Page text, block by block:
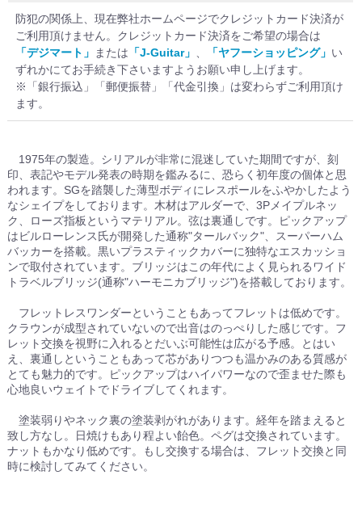
防犯の関係上、現在弊社ホームページでクレジットカード決済が
ご利用頂けません。クレジットカード決済をご希望の場合は
「デジマート」 または 「J-Guitar」 、 「ヤフーショッピング」 い
ずれかにてお手続き下さいますようお願い申し上げます。
※「銀行振込」「郵便振替」「代金引換」は変わらずご利用頂け
ます。
1975年の製造。シリアルが非常に混迷していた期間ですが、刻
印、表記やモデル発表の時期を鑑みるに、恐らく初年度の個体と思
われます。SGを踏襲した薄型ボディにレスポールをふやかしたよう
なシェイプをしております。木材はアルダーで、3Pメイプルネッ
ク、ローズ指板というマテリアル。弦は裏通しです。ピックアップ
はビルローレンス氏が開発した通称"タールバック"、スーパーハム
バッカーを搭載。黒いプラスティックカバーに独特なエスカッショ
ンで取付されています。ブリッジはこの年代によく見られるワイド
トラベルブリッジ(通称"ハーモニカブリッジ")を搭載しております。
フレットレスワンダーということもあってフレットは低めです。
クラウンが成型されていないので出音はのっぺりした感じです。フ
レット交換を視野に入れるとだいぶ可能性は広がる予感。とはい
え、裏通しということもあって芯がありつつも温かみのある質感が
とても魅力的です。ピックアップはハイパワーなので歪ませた際も
心地良いウェイトでドライブしてくれます。
塗装弱りやネック裏の塗装剥がれがあります。経年を踏まえると
致し方なし。日焼けもあり程よい飴色。ペグは交換されています。
ナットもかなり低めです。もし交換する場合は、フレット交換と同
時に検討してみてください。